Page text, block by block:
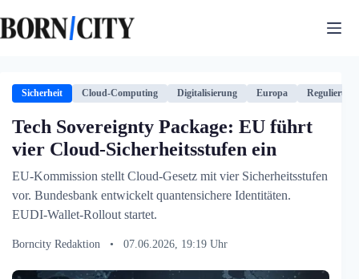
Inhalt
springen
Sicherheit Cloud-Computing Digitalisierung Europa Regulierung
Tech Sovereignty Package: EU führt
vier Cloud-Sicherheitsstufen ein
EU-Kommission stellt Cloud-Gesetz mit vier Sicherheitsstufen
vor. Bundesbank entwickelt quantensichere Identitäten.
EUDI-Wallet-Rollout startet.
Borncity Redaktion • 07.06.2026, 19:19 Uhr